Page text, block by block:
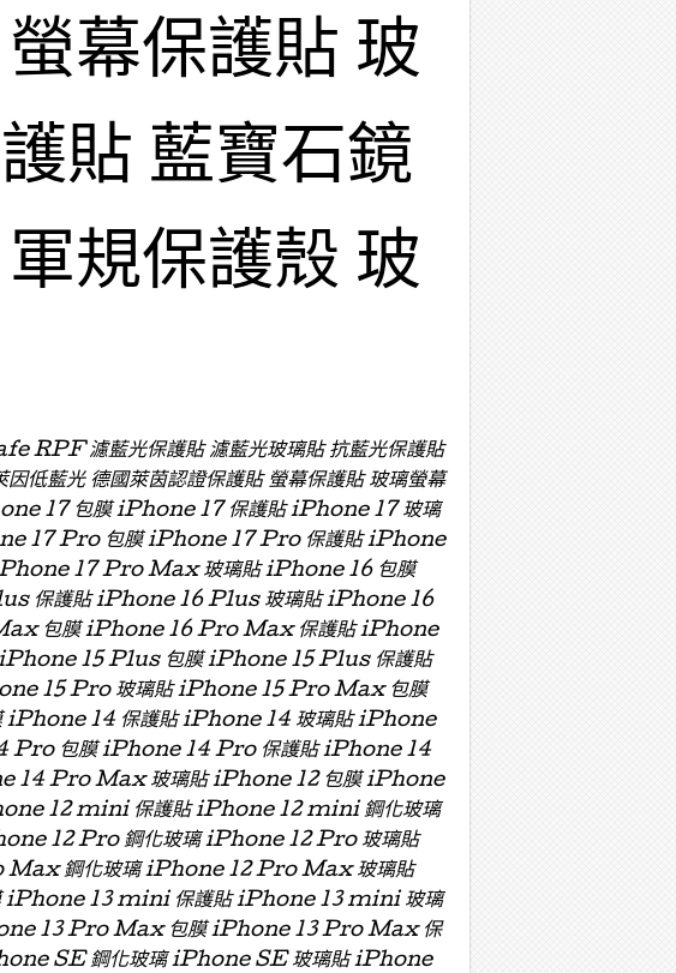
幕保護貼 玻
貼 藍寶石鏡
規保護殼 玻
RPF 濾藍光保護貼 濾藍光玻璃貼 抗藍光保護貼
低藍光 德國萊茵認證保護貼 螢幕保護貼 玻璃螢幕
17 包膜 iPhone 17 保護貼 iPhone 17 玻璃
17 Pro 包膜 iPhone 17 Pro 保護貼 iPhone
17 Pro Max 玻璃貼 iPhone 16 包膜
保護貼 iPhone 16 Plus 玻璃貼 iPhone 16
包膜 iPhone 16 Pro Max 保護貼 iPhone
15 Plus 包膜 iPhone 15 Plus 保護貼
15 Pro 玻璃貼 iPhone 15 Pro Max 包膜
14 保護貼 iPhone 14 玻璃貼 iPhone
Pro 包膜 iPhone 14 Pro 保護貼 iPhone 14
14 Pro Max 玻璃貼 iPhone 12 包膜 iPhone
12 mini 保護貼 iPhone 12 mini 鋼化玻璃
12 Pro 鋼化玻璃 iPhone 12 Pro 玻璃貼
鋼化玻璃 iPhone 12 Pro Max 玻璃貼
iPhone 13 mini 保護貼 iPhone 13 mini 玻璃
13 Pro Max 包膜 iPhone 13 Pro Max 保
SE 鋼化玻璃 iPhone SE 玻璃貼 iPhone